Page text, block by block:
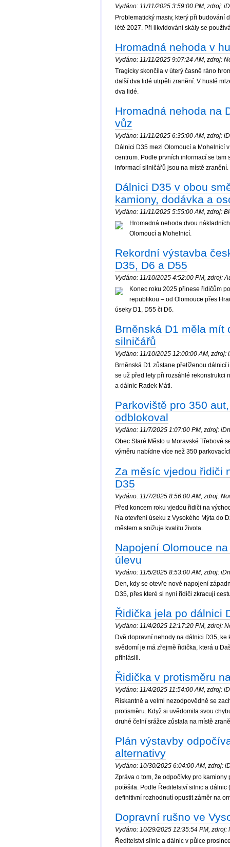
Vydáno: 11/11/2025 3:59:00 PM, zdroj:
Problematický masiv, který při budování
létě 2027. Při likvidování skály se
Hromadná nehoda v
Vydáno: 11/11/2025 9:07:24 AM, zdroj:
Tragicky skončila v úterý časně ráno
další dva lidé utrpěli zranění. V husté
dva lidé.
Hromadná nehoda na
vůz
Vydáno: 11/11/2025 6:35:00 AM, zdroj:
Dálnici D35 mezi Olomoucí a Mohelnicí
centrum. Podle prvních informací se
informací silničářů jsou na místě
Dálnici D35 v obou
kamiony, dodávka a
Vydáno: 11/11/2025 5:55:00 AM, zdroj:
Hromadná nehoda dvou
Olomoucí a Mohelnicí.
Rekordní výstavba
D35, D6 a D55
Vydáno: 11/10/2025 4:52:00 PM, zdroj:
Konec roku 2025 přinese řidičům
republikou – od Olomouce přes
úseky D1, D55 či D6.
Brněnská D1 měla mít
silničářů
Vydáno: 11/10/2025 12:00:00 AM,
Brněnská D1 zůstane přetíženou
se už před lety při rozsáhlé rekonstrukci
a dálnic Radek Mátl.
Parkoviště pro 350
odblokoval
Vydáno: 11/7/2025 1:07:00 PM, zdroj:
Obec Staré Město u Moravské Třebové
výměru nabídne více než 350
Za měsíc vjedou řidiči
D35
Vydáno: 11/7/2025 8:56:00 AM, zdroj:
Před koncem roku vjedou řidiči na
Na otevření úseku z Vysokého Mýta do
městem a snižuje kvalitu života.
Napojení Olomouce
úlevu
Vydáno: 11/5/2025 8:53:00 AM, zdroj:
Den, kdy se otevře nové napojení
D35, přes které si nyní řidiči zkracují
Řidička jela po dálnici
Vydáno: 11/4/2025 12:17:20 PM, zdroj:
Dvě dopravní nehody na dálnici D35,
svědomí je má zřejmě řidička, která u
přihlásili.
Řidička v protisměru
Vydáno: 11/4/2025 11:54:00 AM, zdroj:
Riskantně a velmi nezodpovědně se
protisměru. Když si uvědomila svou
druhé čelní srážce zůstala na místě
Plán výstavby
alternativy
Vydáno: 10/30/2025 6:04:00 AM, zdroj:
Zpráva o tom, že odpočívky pro
potěšila. Podle Ředitelství silnic a dálnic
definitivní rozhodnutí opustit záměr na
Dopravní rušno ve
Vydáno: 10/29/2025 12:35:54 PM, zdroj:
Ředitelství silnic a dálnic v půlce